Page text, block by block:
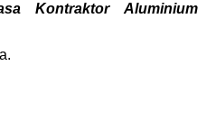
Kontraktor Aluminium